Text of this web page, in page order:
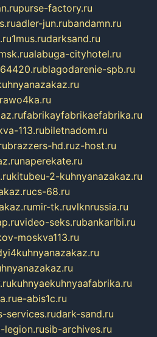
purse-factory.ru
adler-jun.rubandamn.ru
1mus.rudarksand.ru
alabuga-cityhotel.ru
blagodarenie-spb.ru
fabrikayfabrikaefabrika.ru
113.rubiletnadom.ru
brazzers-hd.ruz-host.ru
naperekate.ru
kitubeu-2-kuhnyanazakaz.ru
cs-68.ru
mir-tk.ruvlknrussia.ru
video-seks.rubankaribi.ru
moskva113.ru
kuhnyaekuhnyaafabrika.ru
e-abis1c.ru
services.rudark-sand.ru
legion.rusib-archives.ru